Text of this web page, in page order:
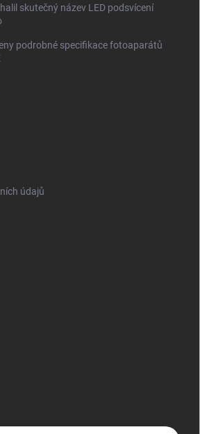
skutečný název LED podsvícení
podrobné specifikace fotoaparátů
údajů